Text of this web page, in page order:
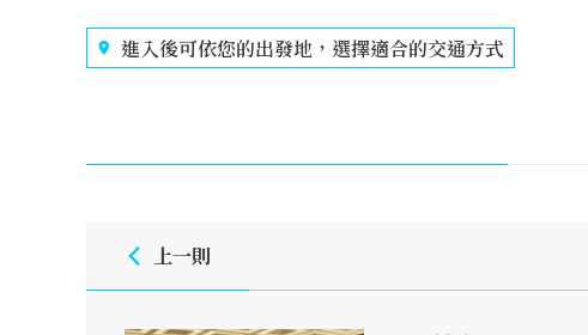
進入後可依您的出發地，選擇適合的交通方式
上一則